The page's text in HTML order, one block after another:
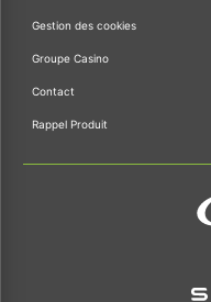
Gestion des cookies
Groupe Casino
Contact
Rappel Produit